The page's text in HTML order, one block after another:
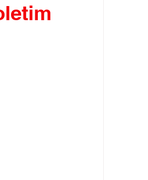
Sustentabilidade